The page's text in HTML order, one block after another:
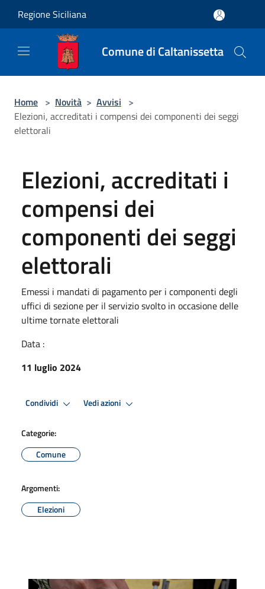
Regione Siciliana
Comune di Caltanissetta
Home > Novità > Avvisi >
Elezioni, accreditati i compensi dei componenti dei seggi
elettorali
Elezioni, accreditati i
compensi dei
componenti dei seggi
elettorali
Emessi i mandati di pagamento per i componenti degli
uffici di sezione per il servizio svolto in occasione delle
ultime tornate elettorali
Data :
11 luglio 2024
Condividi Vedi azioni
Categorie:
Comune
Argomenti:
Elezioni